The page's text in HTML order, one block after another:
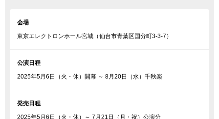
会場
東京エレクトロンホール宮城（仙台市青葉区国分町3-3-7）
公演日程
2025年5月6日（火・休）開幕 ～ 8月20日（水）千秋楽
発売日程
2025年5月6日（火・休）～ 7月21日（月・祝）公演分